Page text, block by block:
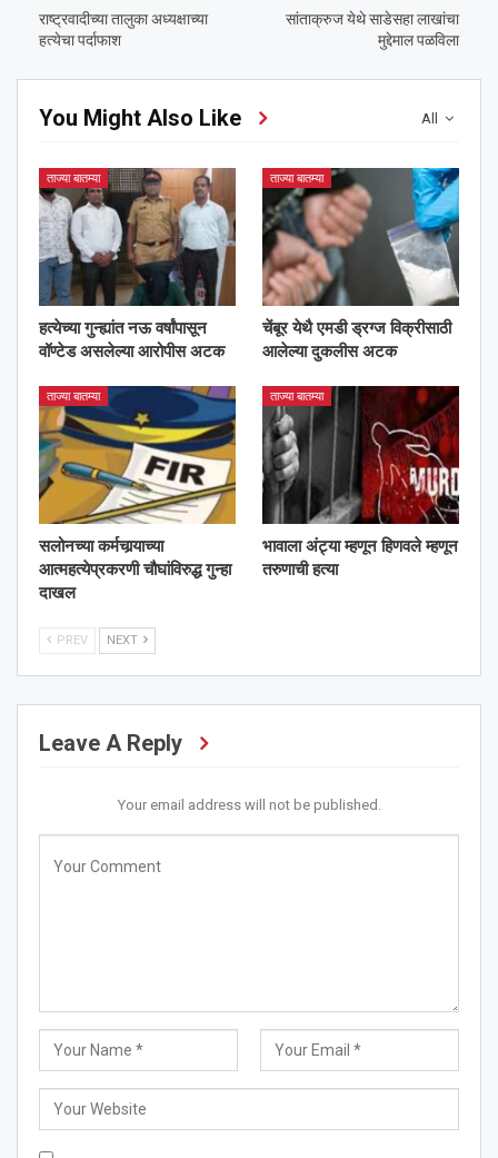
राष्ट्रवादीच्या तालुका अध्यक्षाच्या
हत्येचा पर्दाफाश
सांताक्रुज येथे साडेसहा लाखांचा
मुद्देमाल पळविला
All
You Might Also Like
ताज्या बातम्या
हत्येच्या गुन्ह्यांत नऊ वर्षांपासून
वॉण्टेड असलेल्या आरोपीस अटक
ताज्या बातम्या
चेंबूर येथै एमडी ड्रग्ज विक्रीसाठी
आलेल्या दुकलीस अटक
ताज्या बातम्या
सलोनच्या कर्मचार्‍याच्या
आत्महत्येप्रकरणी चौघांविरुद्ध गुन्हा
दाखल
ताज्या बातम्या
भावाला अंट्या म्हणून हिणवले म्हणून
तरुणाची हत्या
PREV NEXT
Leave A Reply
Your email address will not be published.